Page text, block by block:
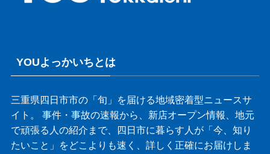
YOUよっかいちとは
三重県四日市市の「旬」を届ける地域密着型ニュースサ
イト。 事件・事故の速報から、新店オープン情報、地元
で頑張る人の紹介まで、四日市に暮らす人が「今、知り
たいこと」をどこよりも速く、詳しく正確にお届けしま